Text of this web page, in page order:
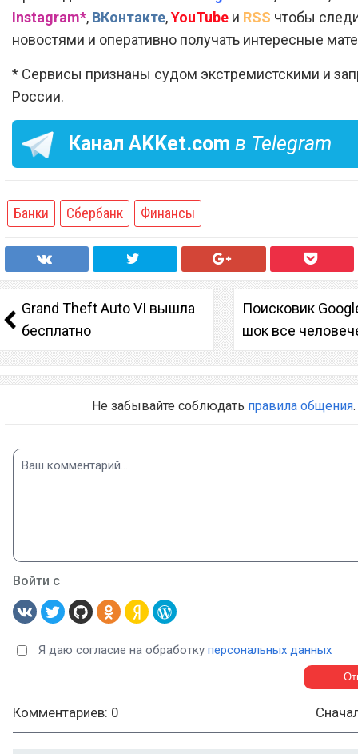
Instagram*, ВКонтакте,YouTube и RSS чтобы
новостями и оперативно получать интересные
* Сервисы признаны судом экстремистскими и
России.
Канал AKKet.com в Telegram
Банки Сбербанк Финансы
Grand Theft Auto VI вышла
бесплатно
Поисковик
шок все
Не забывайте соблюдать правила общения.
Войти с
Я даю согласие на обработку персональных данных
Комментариев: 0